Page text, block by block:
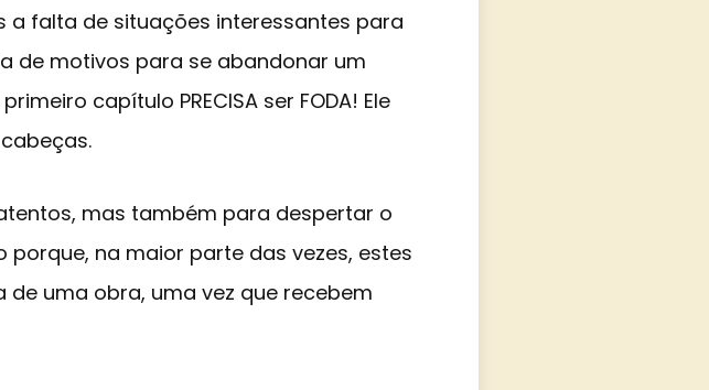
a falta de situações interessantes para
de motivos para se abandonar um
capítulo PRECISA ser FODA! Ele
mas também para despertar o
porque, na maior parte das vezes, estes
uma obra, uma vez que recebem